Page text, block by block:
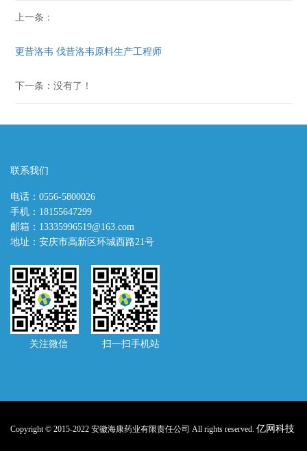
上一条：
更昔洛韦 伐昔洛韦原料生产工程师
下一条：没有了！
联系我们
电话：0556-5800026
手机：18155647299
邮箱：13335996519@163.com
地址：安庆市高新区环城西路21号
关注微信 扫一扫手机站
Copyright © 2015-2022 安徽海康药业有限责任公司 All rights reserved. 亿网科技